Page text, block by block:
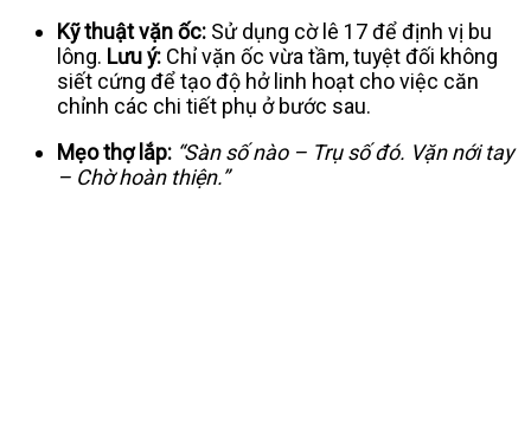
Kỹ thuật vặn ốc: Sử dụng cờ lê 17 để định vị bu
lông. Lưu ý: Chỉ vặn ốc vừa tầm, tuyệt đối không
siết cứng để tạo độ hở linh hoạt cho việc căn
chỉnh các chi tiết phụ ở bước sau.
Mẹo thợ lắp: “Sàn số nào – Trụ số đó. Vặn nới tay
– Chờ hoàn thiện.”